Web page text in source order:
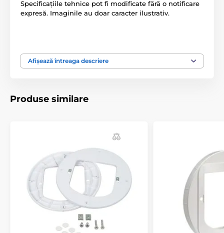
Specificațiile tehnice pot fi modificate fără o notificare
expresă. Imaginile au doar caracter ilustrativ.
Accesorii ușă Extensii pentru sticlă
Afișează întreaga descriere
Produse similare